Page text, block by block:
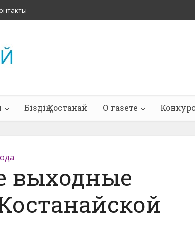
Біздің Қостанай О газете
выходные